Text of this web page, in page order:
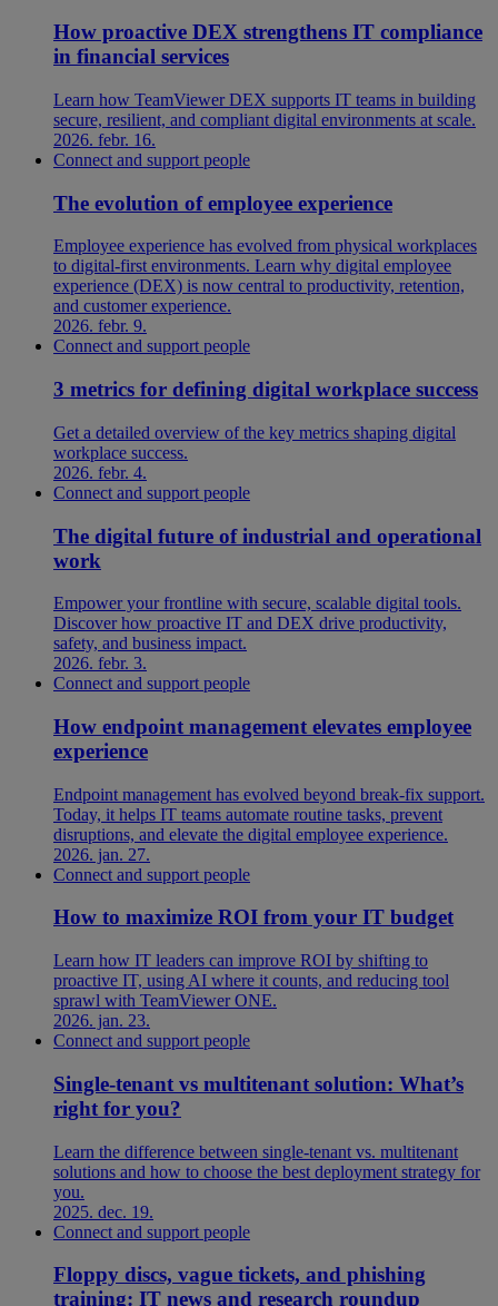
How proactive DEX strengthens IT compliance
in financial services
Learn how TeamViewer DEX supports IT teams in building
secure, resilient, and compliant digital environments at scale.
2026. febr. 16.
Connect and support people
The evolution of employee experience
Employee experience has evolved from physical workplaces
to digital-first environments. Learn why digital employee
experience (DEX) is now central to productivity, retention,
and customer experience.
2026. febr. 9.
Connect and support people
3 metrics for defining digital workplace success
Get a detailed overview of the key metrics shaping digital
workplace success.
2026. febr. 4.
Connect and support people
The digital future of industrial and operational
work
Empower your frontline with secure, scalable digital tools.
Discover how proactive IT and DEX drive productivity,
safety, and business impact.
2026. febr. 3.
Connect and support people
How endpoint management elevates employee
experience
Endpoint management has evolved beyond break-fix support.
Today, it helps IT teams automate routine tasks, prevent
disruptions, and elevate the digital employee experience.
2026. jan. 27.
Connect and support people
How to maximize ROI from your IT budget
Learn how IT leaders can improve ROI by shifting to
proactive IT, using AI where it counts, and reducing tool
sprawl with TeamViewer ONE.
2026. jan. 23.
Connect and support people
Single-tenant vs multitenant solution: What’s
right for you?
Learn the difference between single-tenant vs. multitenant
solutions and how to choose the best deployment strategy for
you.
2025. dec. 19.
Connect and support people
Floppy discs, vague tickets, and phishing
training: IT news and research roundup